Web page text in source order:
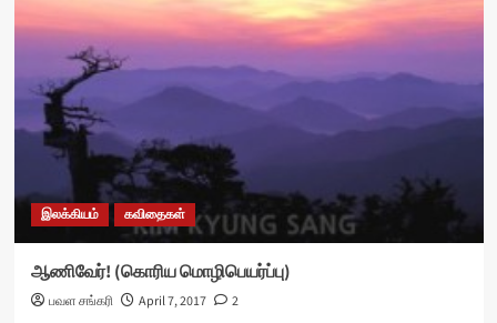
இலக்கியம் கவிதைகள்
ஆணிவேர்! (கொரிய மொழிபெயர்ப்பு)
பவள சங்கரி April 7, 2017 2